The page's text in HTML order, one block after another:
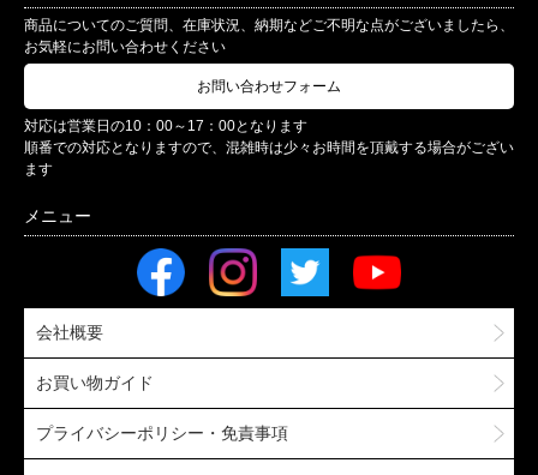
商品についてのご質問、在庫状況、納期などご不明な点がございましたら、
お気軽にお問い合わせください
お問い合わせフォーム
対応は営業日の10：00～17：00となります
順番での対応となりますので、混雑時は少々お時間を頂戴する場合がござい
ます
会社概要
お買い物ガイド
プライバシーポリシー・免責事項